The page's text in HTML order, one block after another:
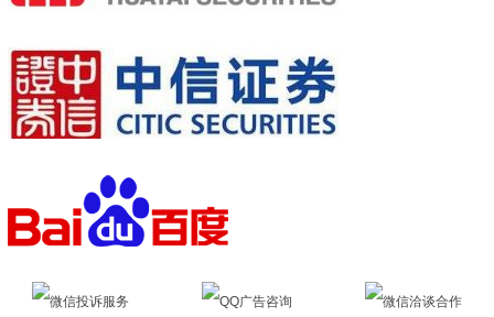
微信投诉服务 QQ广告咨询 微信洽谈合作